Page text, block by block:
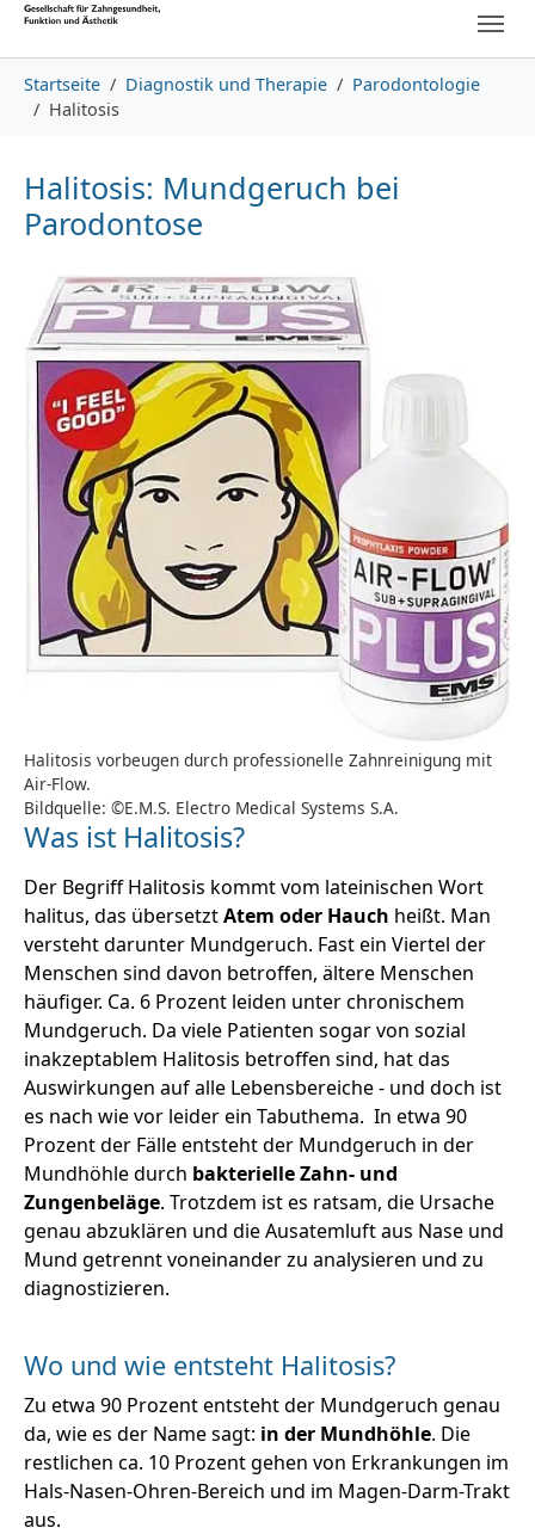
Skip to main content
Skip to page footer
Startseite Diagnostik und Therapie
Parodontologie
Halitosis
Halitosis: Mundgeruch bei
Parodontose
Halitosis vorbeugen durch professionelle Zahnreinigung mit
Air-Flow.
Bildquelle: ©E.M.S. Electro Medical Systems S.A.
Was ist Halitosis?
Der Begriff Halitosis kommt vom lateinischen Wort
halitus, das übersetztAtem oder Hauch heißt. Man
versteht darunter Mundgeruch. Fast ein Viertel der
Menschen sind davon betroffen, ältere Menschen
häufiger. Ca. 6 Prozent leiden unter chronischem
Mundgeruch. Da viele Patienten sogar von sozial
inakzeptablem Halitosis betroffen sind, hat das
Auswirkungen auf alle Lebensbereiche - und doch ist
es nach wie vor leider ein Tabuthema. In etwa 90
Prozent der Fälle entsteht der Mundgeruch in der
Mundhöhle durch bakterielle Zahn- und
Zungenbeläge. Trotzdem ist es ratsam, die Ursache
genau abzuklären und die Ausatemluft aus Nase und
Mund getrennt voneinander zu analysieren und zu
diagnostizieren.
Wo und wie entsteht Halitosis?
Zu etwa 90 Prozent entsteht der Mundgeruch genau
da, wie es der Name sagt: in der Mundhöhle. Die
restlichen ca. 10 Prozent gehen von Erkrankungen im
Hals-Nasen-Ohren-Bereich und im Magen-Darm-Trakt
aus.